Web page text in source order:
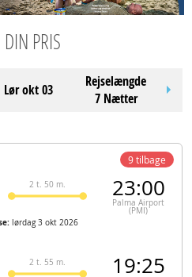
PRIS
lør okt 03
Rejselængde
7 Nætter
2 t. 50 m. 23:00
Palma Airport
(PMI)
lørdag 3 okt 2026
2 t. 55 m. 19:25
9 tilbage